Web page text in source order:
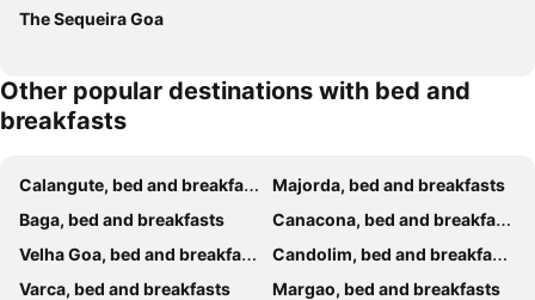
The Sequeira Goa
Other popular destinations with bed and
breakfasts
Calangute, bed and breakfasts
Majorda, bed and breakfasts
Baga, bed and breakfasts
Canacona, bed and breakfasts
Velha Goa, bed and breakfasts
Candolim, bed and breakfasts
Varca, bed and breakfasts
Margao, bed and breakfasts